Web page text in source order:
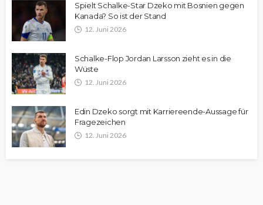
Spielt Schalke-Star Dzeko mit Bosnien gegen
Kanada? So ist der Stand
12. Juni 2026
Schalke-Flop Jordan Larsson zieht es in die
Wüste
12. Juni 2026
Edin Dzeko sorgt mit Karriereende-Aussage für
Fragezeichen
12. Juni 2026